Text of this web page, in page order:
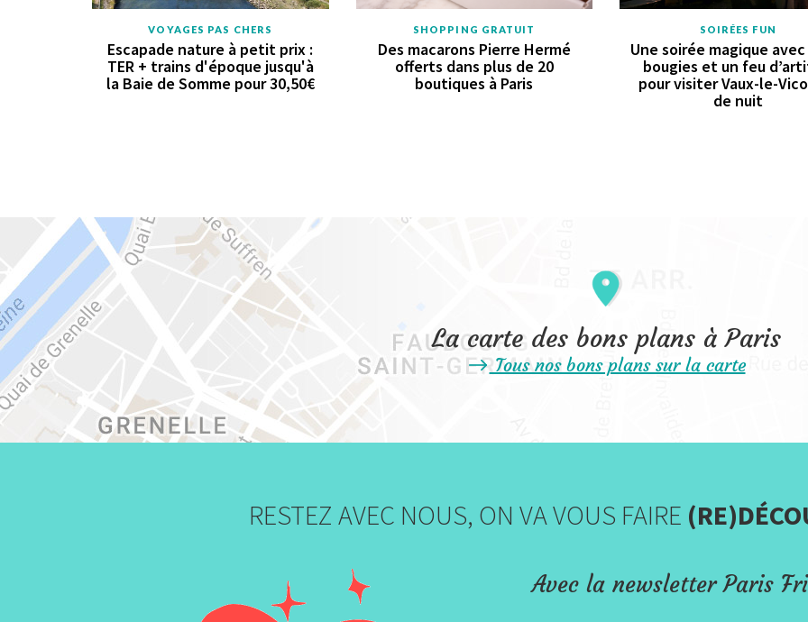
VOYAGES PAS CHERS
Escapade nature à petit prix :
TER + trains d'époque jusqu'à
la Baie de Somme pour 30,50€
SHOPPING GRATUIT
Des macarons Pierre Hermé
offerts dans plus de 20
boutiques à Paris
SOIRÉES FUN
Une soirée magique avec
bougies et un feu
pour visiter Vaux-le-
de nuit
La carte des bons plans à Paris
Tous nos bons plans sur la carte
RESTEZ AVEC NOUS, ON VA VOUS FAIRE
Avec la newsletter Paris